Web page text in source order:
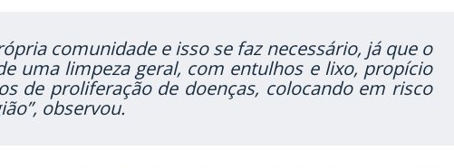
comunidade e isso se faz necessário, já que o
uma limpeza geral, com entulhos e lixo, propício
de proliferação de doenças, colocando em risco
observou.